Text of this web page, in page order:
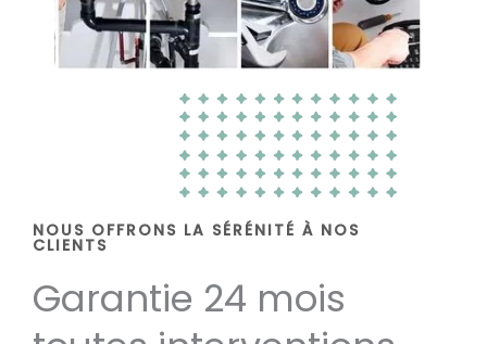
NOUS OFFRONS LA SÉRÉNITÉ À NOS
CLIENTS
Garantie 24 mois